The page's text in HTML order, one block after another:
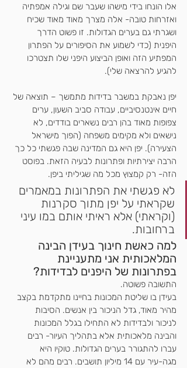
אלו הונחו בידי מישהו שעבר שם וגילה אמפתיה
ואזרחות טובה- אלה מצרך מאוד מאוד שכיח
ושגרתי גם בערים הגדולות. זו פשוט הדרך
היפנית (כדי לשמוע את הסיפורים על הפתרון
המפתיע הזה ואופן הביצוע היפני שלו תצטרכו
להגיע להרצאה שלי).
יפן נאבקת במשבר בדידות מתמשך – תוצאה של
חיים אינטנסיביים, עבודה סביב השעון, ערים
צפופות מאוד בהן רבים נשארים בודדים, לא
נישאים ולא מקימים משפחה (הפוך מישראל
הצעירה). יפן היא גם המדינה שבה פגשתי כל כך
הרבה יצירתיות ופתרונות לבעיה הזאת. בפוסט
הזה- רק קמצוץ מכל מה שגיליתי ביפן.
לא פגשתי את הפתרונות במאמרים
שקראתי על יפן מתוך סקרנות
(וקראתי) אלא ראיתי אותם במו עיני
ברחובות.
למה כאשת חינוך בעידן הבינה
המלאכותית אני מתעניינת
בפתרונות של היפנים לבדידות?
התשובה פשוטה.
בעידן בו שליטת המכונות בחיינו מתקדמת בקצב
מהיר מאוד, גדל הניכור בין אנשים. הסיבות
לניכור ולבדידות לא התחילו בגלל המכונות
והבינה מלאכותית אלא בתהליך העיור- רבים
עברו להתגורר בערים הגדולות. טוקיו היא
מגה-עיר עם 14 מיליון תושבים. רבים מהם לא